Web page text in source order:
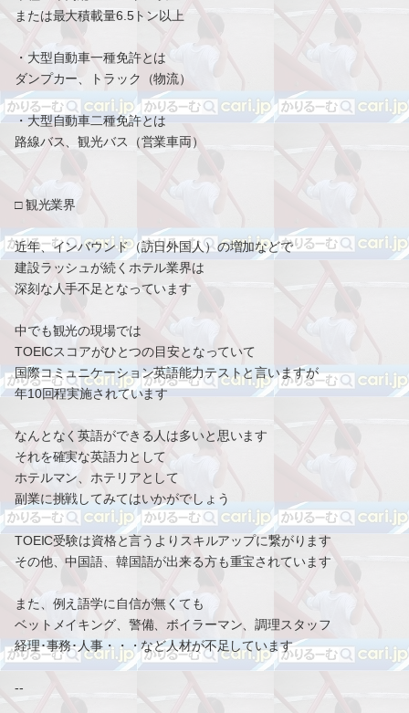
または最大積載量6.5トン以上
・大型自動車一種免許とは
ダンプカー、トラック（物流）
・大型自動車二種免許とは
路線バス、観光バス（営業車両）
□ 観光業界
近年、インバウンド（訪日外国人）の増加などで
建設ラッシュが続くホテル業界は
深刻な人手不足となっています
中でも観光の現場では
TOEICスコアがひとつの目安となっていて
国際コミュニケーション英語能力テストと言いますが
年10回程実施されています
なんとなく英語ができる人は多いと思います
それを確実な英語力として
ホテルマン、ホテリアとして
副業に挑戦してみてはいかがでしょう
TOEIC受験は資格と言うよりスキルアップに繋がります
その他、中国語、韓国語が出来る方も重宝されています
また、例え語学に自信が無くても
ベットメイキング、警備、ボイラーマン、調理スタッフ
経理･事務･人事・・・など人材が不足しています
--